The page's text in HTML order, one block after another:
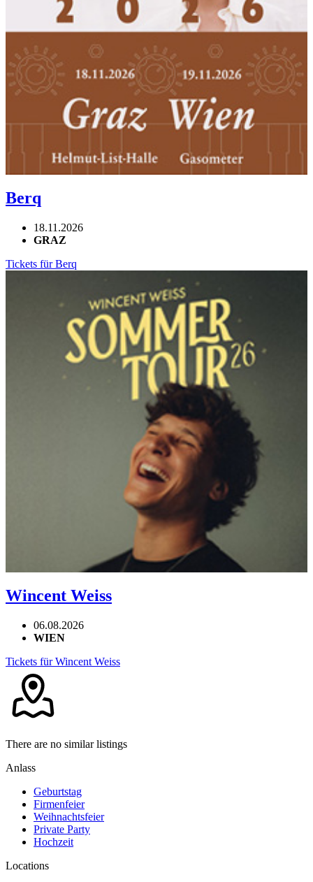
Berq
18.11.2026
GRAZ
Tickets für Berq
Wincent Weiss
06.08.2026
WIEN
Tickets für Wincent Weiss
There are no similar listings
Anlass
Geburtstag
Firmenfeier
Weihnachtsfeier
Private Party
Hochzeit
Locations